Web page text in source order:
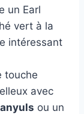
un Earl
vert à la
intéressant
touche
avec
ou un